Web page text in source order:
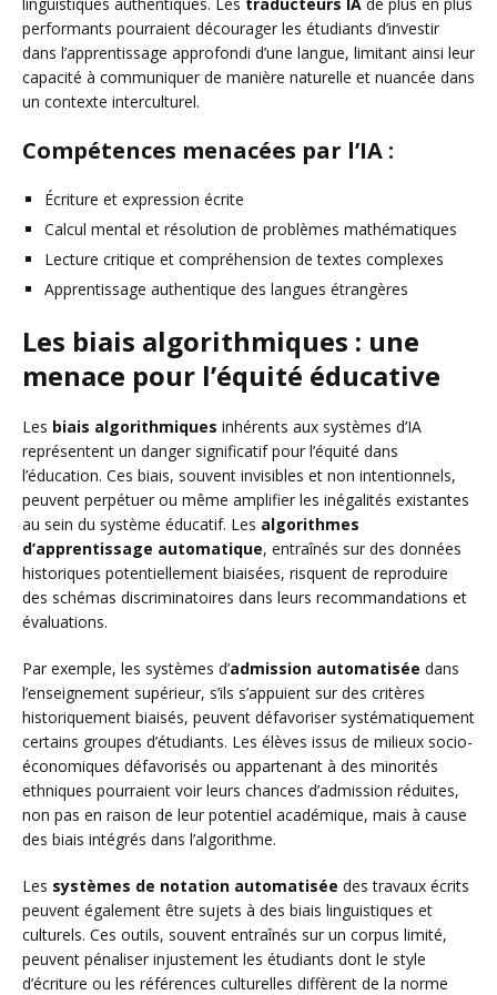
performants pourraient décourager les étudiants d’investir
dans l’apprentissage approfondi d’une langue, limitant ainsi leur
capacité à communiquer de manière naturelle et nuancée dans
un contexte interculturel.
Compétences menacées par l’IA :
Écriture et expression écrite
Calcul mental et résolution de problèmes mathématiques
Lecture critique et compréhension de textes complexes
Apprentissage authentique des langues étrangères
Les biais algorithmiques : une
menace pour l’équité éducative
Les biais algorithmiques inhérents aux systèmes d’IA
représentent un danger significatif pour l’équité dans
l’éducation. Ces biais, souvent invisibles et non intentionnels,
peuvent perpétuer ou même amplifier les inégalités existantes
au sein du système éducatif. Les algorithmes
d’apprentissage automatique, entraînés sur des données
historiques potentiellement biaisées, risquent de reproduire
des schémas discriminatoires dans leurs recommandations et
évaluations.
Par exemple, les systèmes d’admission automatisée dans
l’enseignement supérieur, s’ils s’appuient sur des critères
historiquement biaisés, peuvent défavoriser systématiquement
certains groupes d’étudiants. Les élèves issus de milieux socio-
économiques défavorisés ou appartenant à des minorités
ethniques pourraient voir leurs chances d’admission réduites,
non pas en raison de leur potentiel académique, mais à cause
des biais intégrés dans l’algorithme.
Les systèmes de notation automatisée des travaux écrits
peuvent également être sujets à des biais linguistiques et
culturels. Ces outils, souvent entraînés sur un corpus limité,
peuvent pénaliser injustement les étudiants dont le style
d’écriture ou les références culturelles diffèrent de la norme